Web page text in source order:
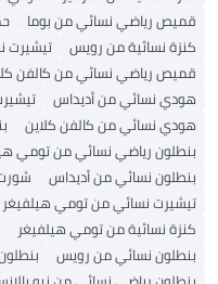
نسائي من بوما
حمالات صدر
من رويس
تيشيرت نسائي من
نسائي من كالفن كلاين
من أديداس
تيشيرت نسائي من
من كالفن كلاين
بنطلون
نسائي من تومي هيلفيغر
من أديداس
شورت نسائي من
من تومي هيلفيغر
تيشيرت
من تومي هيلفيغر
تيشيرت
من رويس
بنطلون نسائي من